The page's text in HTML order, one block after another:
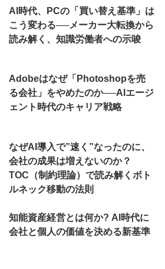
AI時代、PCの「買い替え基準」は
こう変わる──メーカー大転換から
読み解く、知識労働者への示唆
Adobeはなぜ「Photoshopを売
る会社」をやめたのか──AIエージ
ェント時代のキャリア戦略
なぜAI導入で”速く”なったのに、
会社の成果は増えないのか？
TOC（制約理論）で読み解くボト
ルネック移動の法則
知能資産経営とは何か? AI時代に
会社と個人の価値を決める新基準